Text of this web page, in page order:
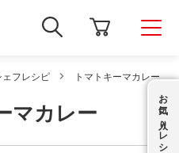
新
し
ィ
ン
ウ
で
サ
ェフレシピ トマトキーマカレー
マカレー お気に入り
レシピ